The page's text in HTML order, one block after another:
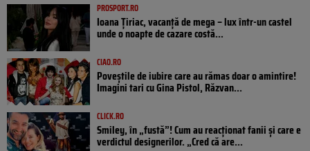
PROSPORT.RO
Ioana Țiriac, vacanță de mega – lux într-un castel
unde o noapte de cazare costă...
CIAO.RO
Poveştile de iubire care au rămas doar o amintire!
Imagini tari cu Gina Pistol, Răzvan...
CLICK.RO
Smiley, în „fustă”! Cum au reacționat fanii și care e
verdictul designerilor. „Cred că are...